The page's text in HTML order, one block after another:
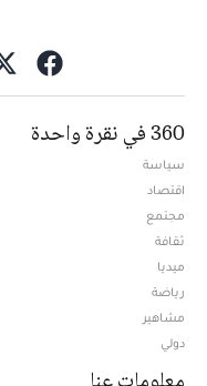
360 في نقرة واحدة
سياسة
اقتصاد
مجتمع
ثقافة
ميديا
رياضة
مشاهير
دولي
معلومات عنا